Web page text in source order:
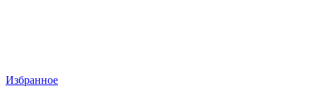
Избранное